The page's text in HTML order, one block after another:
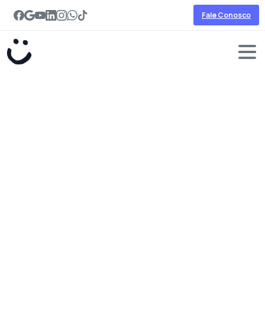
Fale Conosco